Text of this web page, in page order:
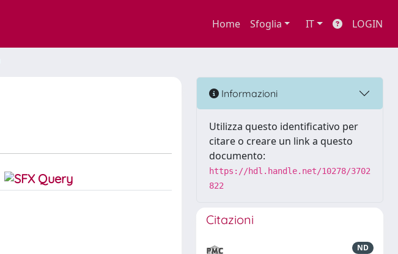
Home Sfoglia IT LOGIN
Informazioni
Utilizza questo identificativo per
citare o creare un link a questo
documento:
https://hdl.handle.net/10278/3702
822
Citazioni
ND